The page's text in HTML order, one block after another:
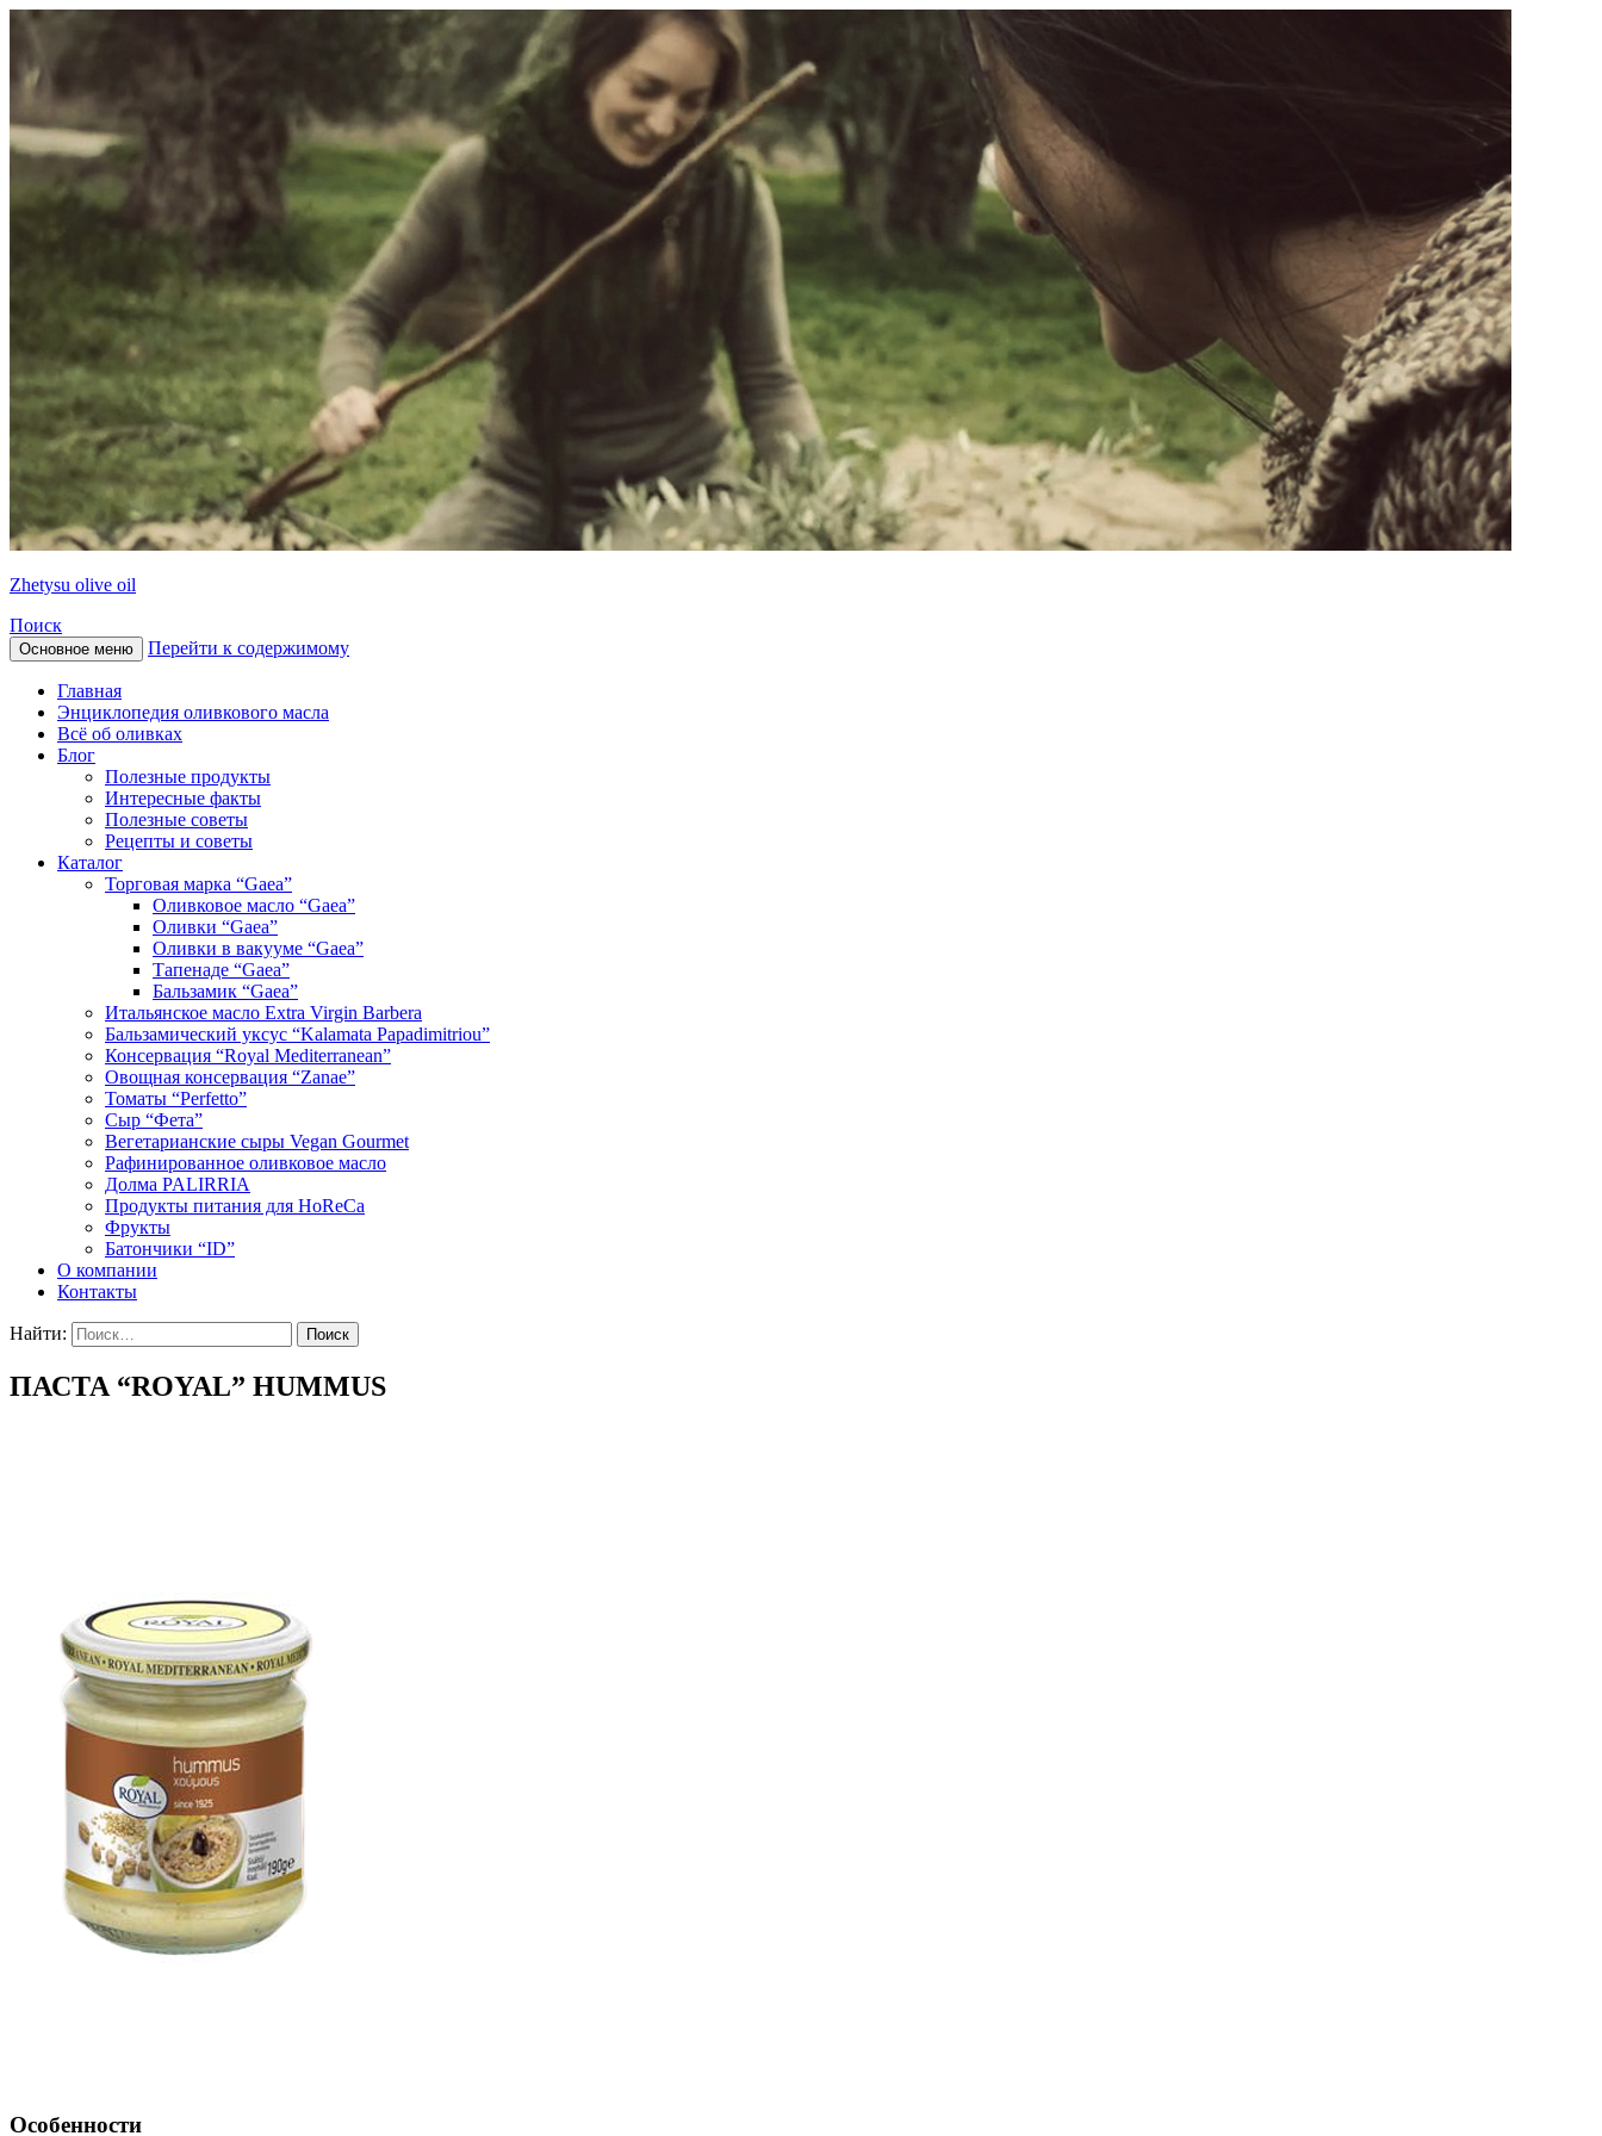
Zhetysu olive oil
Поиск
Основное меню Перейти к содержимому
Главная
Энциклопедия оливкового масла
Всё об оливках
Блог
Полезные продукты
Интересные факты
Полезные советы
Рецепты и советы
Каталог
Торговая марка “Gaea”
Оливковое масло “Gaea”
Оливки “Gaea”
Оливки в вакууме “Gaea”
Тапенаде “Gaea”
Бальзамик “Gaea”
Итальянское масло Extra Virgin Barbera
Бальзамический уксус “Kalamata Papadimitriou”
Консервация “Royal Mediterranean”
Овощная консервация “Zanae”
Томаты “Perfetto”
Сыр “Фета”
Вегетарианские сыры Vegan Gourmet
Рафинированное оливковое масло
Долма PALIRRIA
Продукты питания для HoReCa
Фрукты
Батончики “ID”
О компании
Контакты
Найти:
ПАСТА “ROYAL” HUMMUS
Особенности